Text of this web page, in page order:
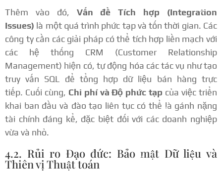
Thêm vào đó, Vấn đề Tích hợp (Integration
Issues) là một quá trình phức tạp và tốn thời gian. Các
công ty cần các giải pháp có thể tích hợp liền mạch với
các hệ thống CRM (Customer Relationship
Management) hiện có, tự động hóa các tác vụ như tạo
truy vấn SQL để tổng hợp dữ liệu bán hàng trực
tiếp. Cuối cùng, Chi phí và Độ phức tạp của việc triển
khai ban đầu và đào tạo liên tục có thể là gánh nặng
tài chính đáng kể, đặc biệt đối với các doanh nghiệp
vừa và nhỏ.
4.2. Rủi ro Đạo đức: Bảo mật Dữ liệu và
Thiên vị Thuật toán